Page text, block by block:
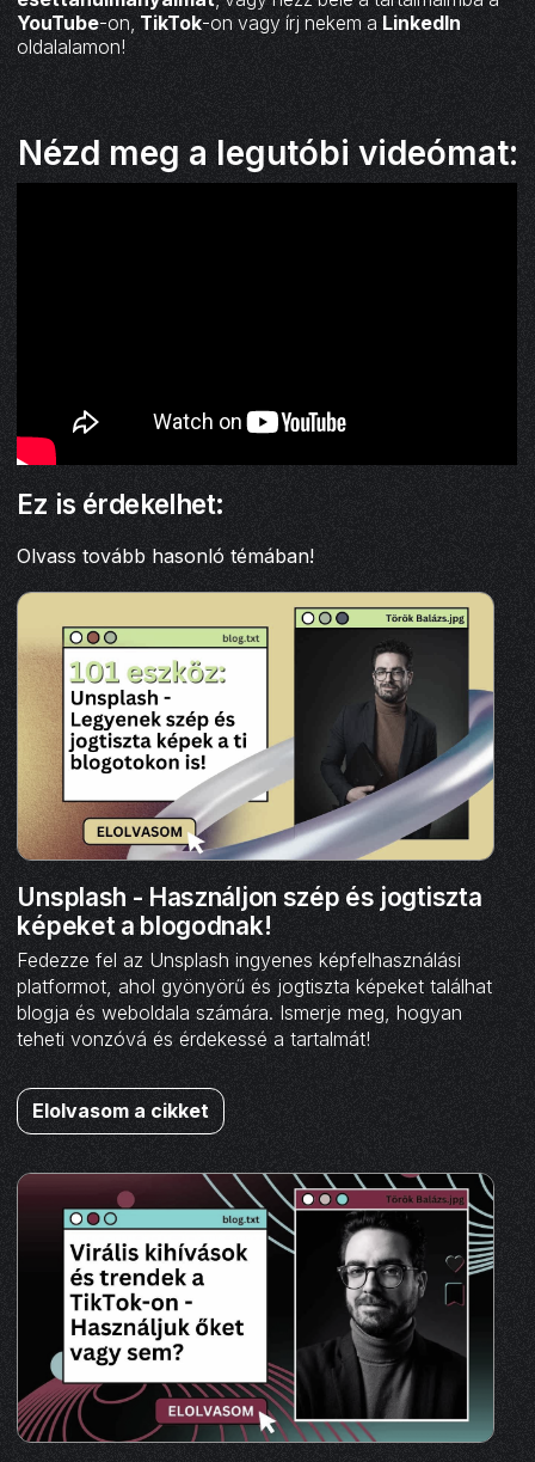
YouTube-on, TikTok-on vagy írj nekem a LinkedIn
oldalalamon!
Nézd meg a legutóbi videómat:
Ez is érdekelhet:
Olvass tovább hasonló témában!
Unsplash - Használjon szép és jogtiszta
képeket a blogodnak!
Fedezze fel az Unsplash ingyenes képfelhasználási
platformot, ahol gyönyörű és jogtiszta képeket találhat
blogja és weboldala számára. Ismerje meg, hogyan
teheti vonzóvá és érdekessé a tartalmát!
Elolvasom a cikket